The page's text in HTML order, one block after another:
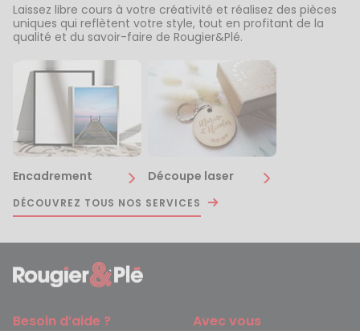
Laissez libre cours à votre créativité et réalisez des pièces
uniques qui reflètent votre style, tout en profitant de la
qualité et du savoir-faire de Rougier&Plé.
Encadrement Découpe laser
DÉCOUVREZ TOUS NOS SERVICES
Besoin d’aide ? Avec vous